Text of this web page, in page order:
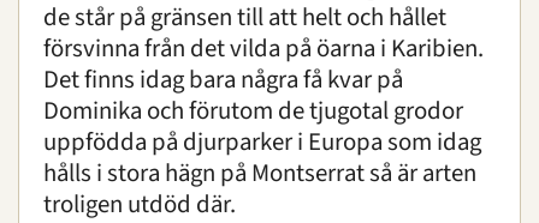
de står på gränsen till att helt och hållet
försvinna från det vilda på öarna i Karibien.
Det finns idag bara några få kvar på
Dominika och förutom de tjugotal grodor
uppfödda på djurparker i Europa som idag
hålls i stora hägn på Montserrat så är arten
troligen utdöd där.